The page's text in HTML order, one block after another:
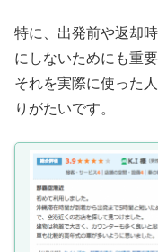
特に、出発前や返却
にしないためにも重
それを実際に使った
りがたいです。